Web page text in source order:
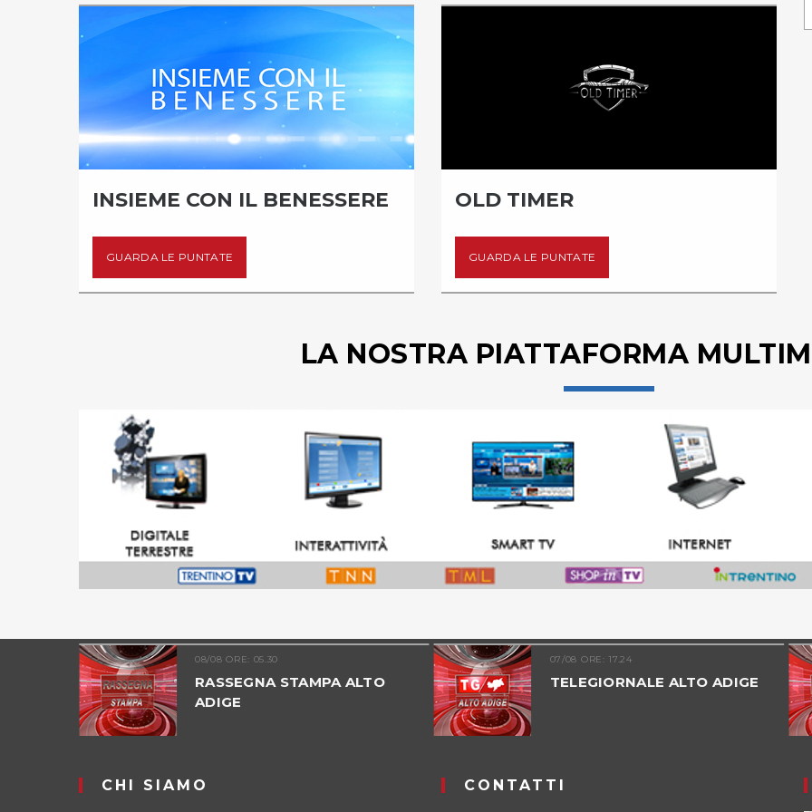
INSIEME CON IL BENESSERE
GUARDA LE PUNTATE
OLD TIMER
GUARDA LE PUNTATE
LA NOSTRA PIATTAFORMA
08/08 ORE: 05.30
RASSEGNA STAMPA ALTO
ADIGE
07/08 ORE: 17.24
TELEGIORNALE ALTO ADIGE
CHI SIAMO CONTATTI